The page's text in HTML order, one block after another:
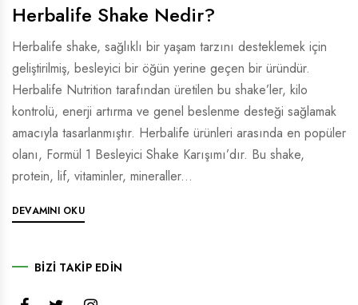
Herbalife Shake Nedir?
Herbalife shake, sağlıklı bir yaşam tarzını desteklemek için
geliştirilmiş, besleyici bir öğün yerine geçen bir üründür.
Herbalife Nutrition tarafından üretilen bu shake’ler, kilo
kontrolü, enerji artırma ve genel beslenme desteği sağlamak
amacıyla tasarlanmıştır. Herbalife ürünleri arasında en popüler
olanı, Formül 1 Besleyici Shake Karışımı’dır. Bu shake,
protein, lif, vitaminler, mineraller...
DEVAMINI OKU
BIZI TAKIP EDIN